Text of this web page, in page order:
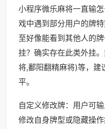
小程序微乐麻将一直输
戏中遇到部分用户的牌
至好像能看到其他人的
挂？确实存在此类外挂
将,鄱阳翻精麻将)等，建
平。
自定义修改牌：用户可
修改自身牌型或隐藏操